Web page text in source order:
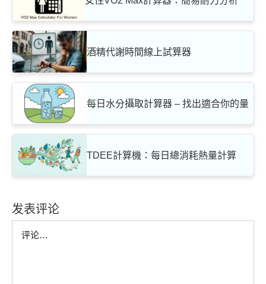
酒精代謝時間線上試算器
每日水分攝取計算器 – 找出適合你的量
TDEE計算機：每日總消耗熱量計算
发表评论